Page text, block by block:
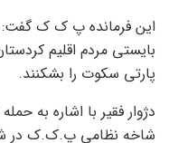
این فرمانده پ ک ک گفت:
بایستی مردم اقلیم
پارتی سکوت را بشکنند.
دژوار فقیر با اشاره به
شاخه نظامی پ.ک.ک در